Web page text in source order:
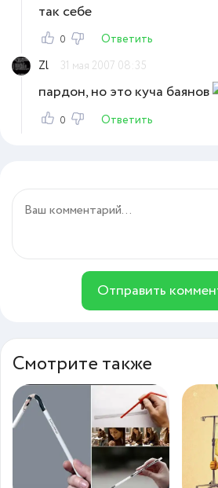
так себе
0
Ответить
Zl
31 мая 2007 08:35
пардон, но это куча баянов
0 Ответить
Отправить
Смотрите также